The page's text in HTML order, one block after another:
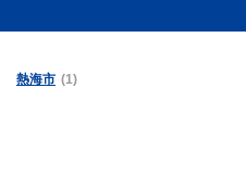
熱海市 (1)